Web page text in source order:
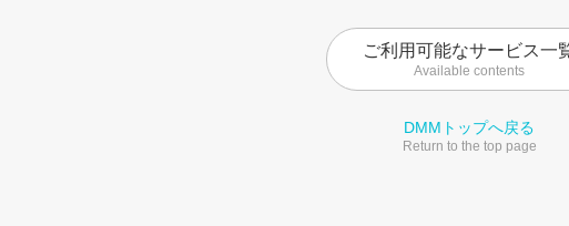
ご利用可能なサービス一
Available contents
DMMトップへ戻る
Return to the top page